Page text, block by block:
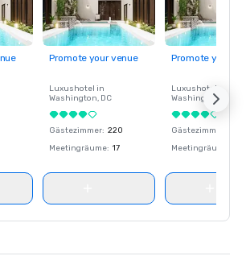
Promote your venue
Luxushotel in
Washington, DC
Gästezimmer: 220
Meetingräume: 17
Promote your
Luxushotel in
Washington
Gästezimmer
Meetingräume